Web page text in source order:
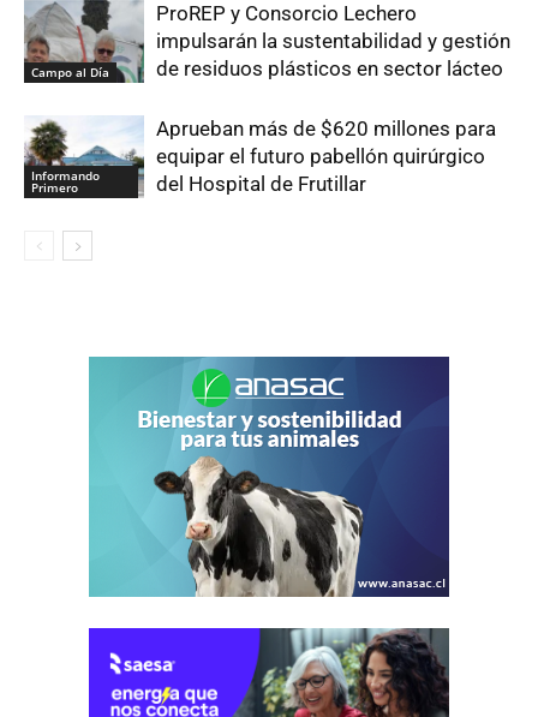
Campo al Día
ProREP y Consorcio Lechero
impulsarán la sustentabilidad y gestión
de residuos plásticos en sector lácteo
Informando
Primero
Aprueban más de $620 millones para
equipar el futuro pabellón quirúrgico
del Hospital de Frutillar